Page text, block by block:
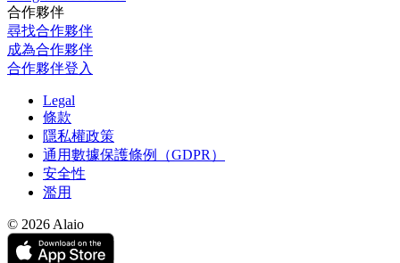
合作夥伴
尋找合作夥伴
成為合作夥伴
合作夥伴登入
Legal
條款
隱私權政策
通用數據保護條例（GDPR）
安全性
濫用
© 2026 Alaio